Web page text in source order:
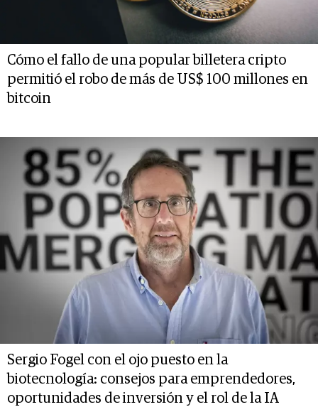
Cómo el fallo de una popular billetera cripto
permitió el robo de más de US$ 100 millones en
bitcoin
Sergio Fogel con el ojo puesto en la
biotecnología: consejos para emprendedores,
oportunidades de inversión y el rol de la IA